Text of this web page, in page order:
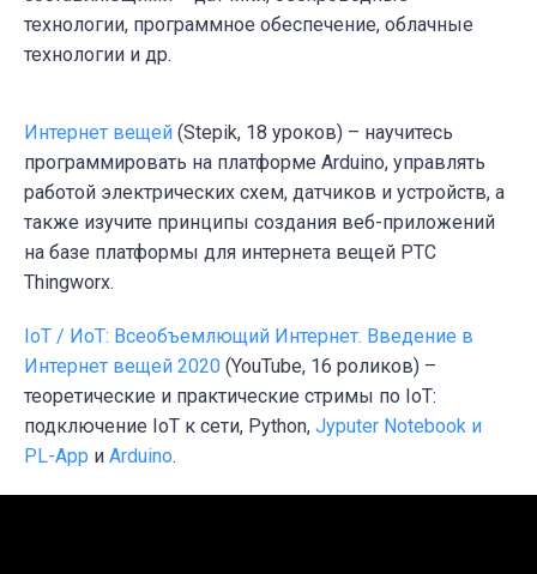
технологии, программное обеспечение, облачные
технологии и др.
Интернет вещей (Stepik, 18 уроков) – научитесь
программировать на платформе Arduino, управлять
работой электрических схем, датчиков и устройств, а
также изучите принципы создания веб-приложений
на базе платформы для интернета вещей PTC
Thingworx.
IoT / ИоТ: Всеобъемлющий Интернет. Введение в
Интернет вещей 2020 (YouTube, 16 роликов) –
теоретические и практические стримы по IoT:
подключение IoT к сети, Python, Jyputer Notebook и
PL-App и Arduino.